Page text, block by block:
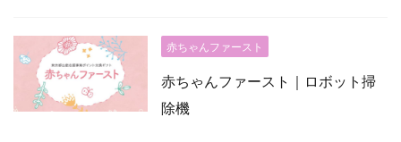
赤ちゃんファースト
赤ちゃんファースト｜ロボット掃
除機